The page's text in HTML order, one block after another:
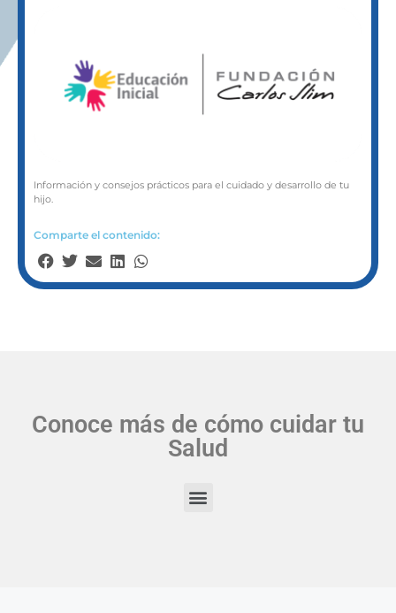
Información y consejos prácticos para el cuidado y desarrollo de tu
hijo.
Comparte el contenido:
Conoce más de cómo cuidar tu
Salud